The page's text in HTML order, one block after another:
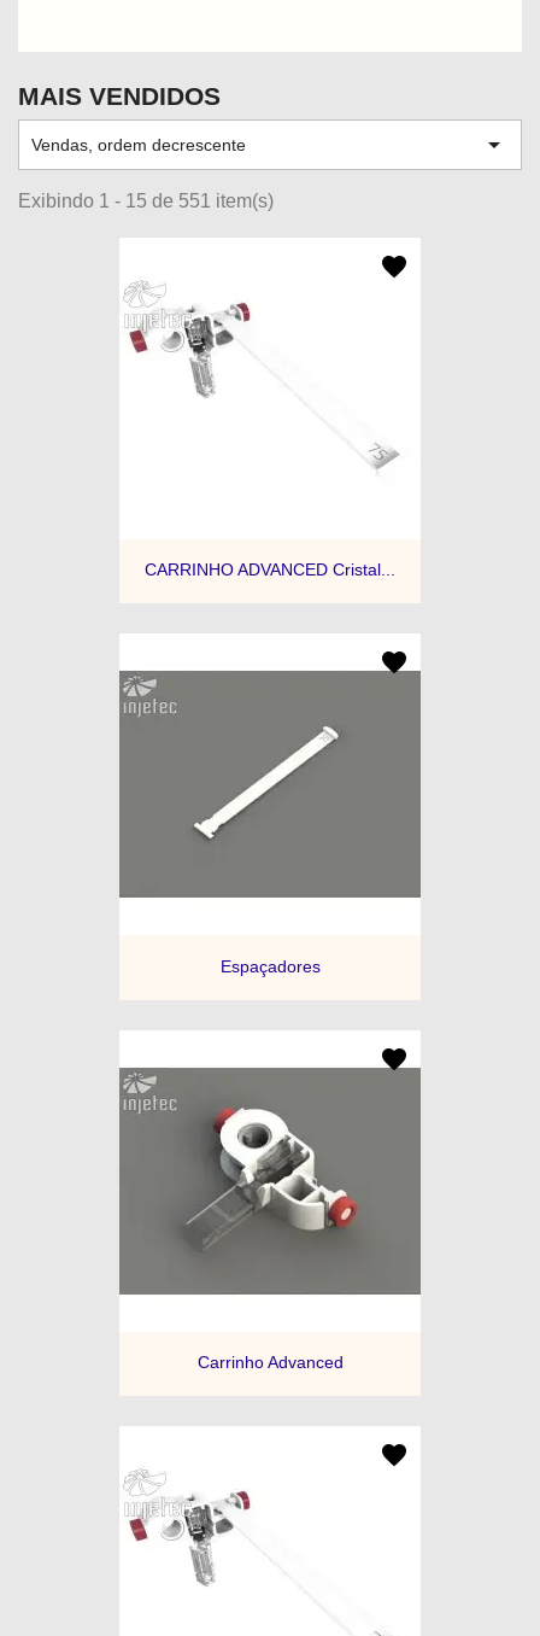
MAIS VENDIDOS
Vendas, ordem decrescente 
Exibindo 1 - 15 de 551 item(s)
CARRINHO ADVANCED Cristal...
Espaçadores
Carrinho Advanced